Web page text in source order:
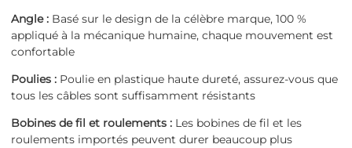
Angle : Basé sur le design de la célèbre marque, 100 %
appliqué à la mécanique humaine, chaque mouvement est
confortable
Poulies : Poulie en plastique haute dureté, assurez-vous que
tous les câbles sont suffisamment résistants
Bobines de fil et roulements : Les bobines de fil et les
roulements importés peuvent durer beaucoup plus